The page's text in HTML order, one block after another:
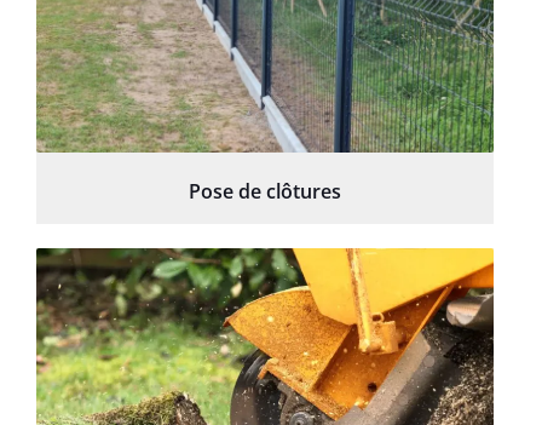
Pose de clôtures